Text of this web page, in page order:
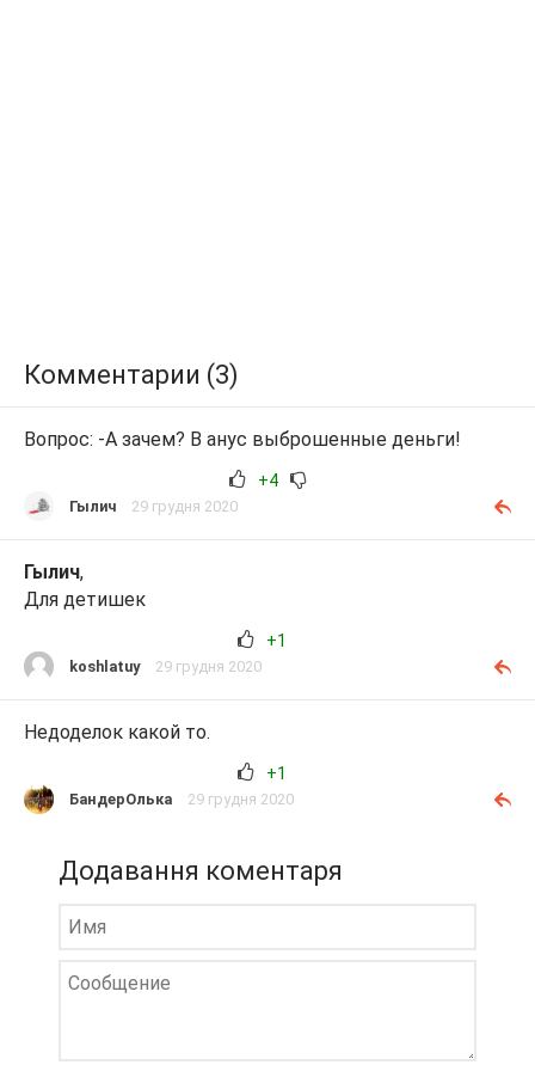
Комментарии (3)
Вопрос: -А зачем? В анус выброшенные деньги!
+4
Гылич 29 грудня 2020
Гылич,
Для детишек
+1
koshlatuy 29 грудня 2020
Недоделок какой то.
+1
БандерОлька 29 грудня 2020
Додавання коментаря